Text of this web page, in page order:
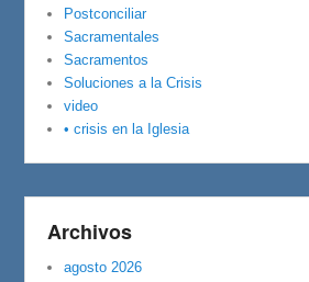
Postconciliar
Sacramentales
Sacramentos
Soluciones a la Crisis
video
• crisis en la Iglesia
Archivos
agosto 2026